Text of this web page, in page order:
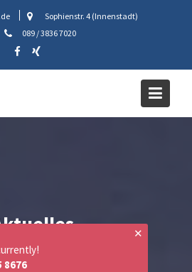
Sophienstr. 4 (Innenstadt)
089 / 3836 7020
✕
8676